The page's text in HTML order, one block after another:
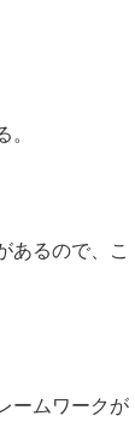
あるので、こ
ームワークが